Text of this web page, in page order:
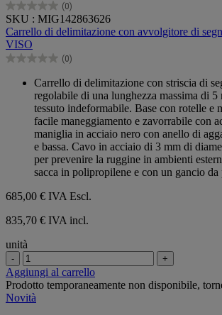
(0)
0.0
su
5
stelle.
SKU : MIG142863626
Carrello di delimitazione con avvolgitore di
VISO
(0)
0.0
Carrello di delimitazione con striscia di
regolabile di una lunghezza massima di 5
tessuto indeformabile. Base con rotelle e
facile maneggiamento e zavorrabile con
maniglia in acciaio nero con anello di
e bassa. Cavo in acciaio di 3 mm di
per prevenire la ruggine in ambienti
sacca in polipropilene e con un gancio da
685,00 € IVA Escl.
835,70 € IVA incl.
unità
- +
Aggiungi al carrello
Prodotto temporaneamente non disponibile,
Novità